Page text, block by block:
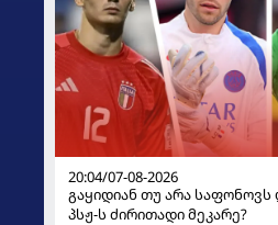
20:04/07-08-2026
გაყიდიან თუ არა საფონოვს
პსჟ-ს ძირითადი მეკარე?